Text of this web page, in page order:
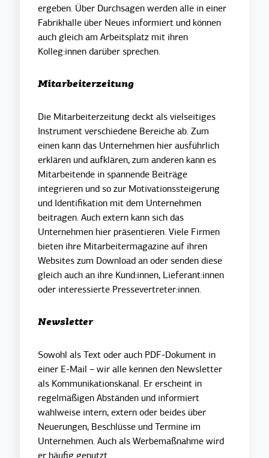
ergeben. Über Durchsagen werden alle in einer
Fabrikhalle über Neues informiert und können
auch gleich am Arbeitsplatz mit ihren
Kolleg:innen darüber sprechen.
Mitarbeiterzeitung
Die Mitarbeiterzeitung deckt als vielseitiges
Instrument verschiedene Bereiche ab. Zum
einen kann das Unternehmen hier ausführlich
erklären und aufklären, zum anderen kann es
Mitarbeitende in spannende Beiträge
integrieren und so zur Motivationssteigerung
und Identifikation mit dem Unternehmen
beitragen. Auch extern kann sich das
Unternehmen hier präsentieren. Viele Firmen
bieten ihre Mitarbeitermagazine auf ihren
Websites zum Download an oder senden diese
gleich auch an ihre Kund:innen, Lieferant:innen
oder interessierte Pressevertreter:innen.
Newsletter
Sowohl als Text oder auch PDF-Dokument in
einer E-Mail– wir alle kennen den Newsletter
als Kommunikationskanal. Er erscheint in
regelmäßigen Abständen und informiert
wahlweise intern, extern oder beides über
Neuerungen, Beschlüsse und Termine im
Unternehmen. Auch als Werbemaßnahme wird
er häufig genutzt.